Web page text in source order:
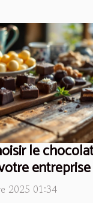
le
2025 01:34